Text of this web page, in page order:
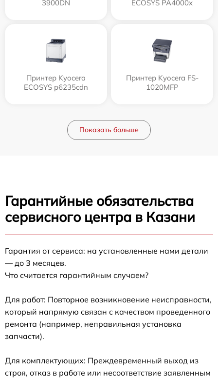
3900DN
ECOSYS PA4000x
Принтер Kyocera
ECOSYS p6235cdn
Принтер Kyocera FS-
1020MFP
Показать больше
Гарантийные обязательства
сервисного центра в Казани
Гарантия от сервиса: на установленные нами детали
— до 3 месяцев.
Что считается гарантийным случаем?
Для работ: Повторное возникновение неисправности,
который напрямую связан с качеством проведенного
ремонта (например, неправильная установка
запчасти).
Для комплектующих: Преждевременный выход из
строя, отказ в работе или несоответствие заявленным